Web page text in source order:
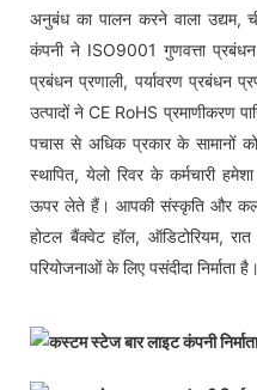
अनुबंध का पालन करने वाला उद्यम,
कंपनी ने ISO9001 गुणवत्ता प्रबंधन
प्रबंधन प्रणाली, पर्यावरण प्रबंधन
उत्पादों ने CE RoHS प्रमाणीकरण
पचास से अधिक प्रकार के सामानों
स्थापित, येलो रिवर के कर्मचारी
ऊपर लेते हैं। आपकी संस्कृति और कला
होटल बैंक्वेट हॉल, ऑडिटोरियम,
परियोजनाओं के लिए पसंदीदा निर्माता है।